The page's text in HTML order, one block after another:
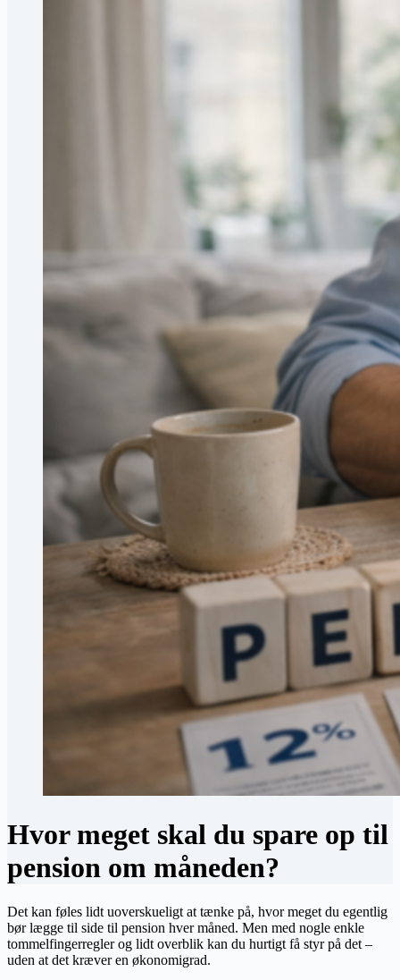
Hvor meget skal du spare op til
pension om måneden?
Det kan føles lidt uoverskueligt at tænke på, hvor meget du egentlig
bør lægge til side til pension hver måned. Men med nogle enkle
tommelfingerregler og lidt overblik kan du hurtigt få styr på det –
uden at det kræver en økonomigrad.